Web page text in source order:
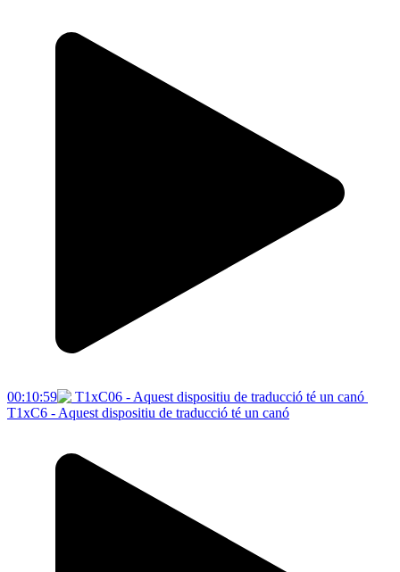
00:10:59
T1xC6 - Aquest dispositiu de traducció té un canó